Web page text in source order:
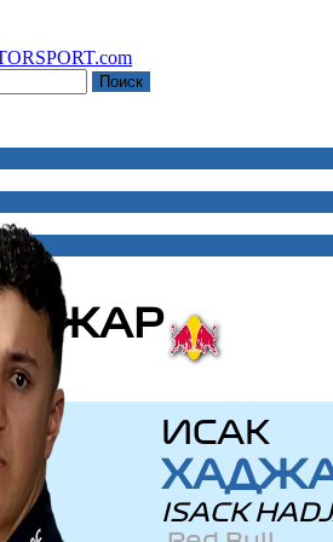
ИСАК
ISACK